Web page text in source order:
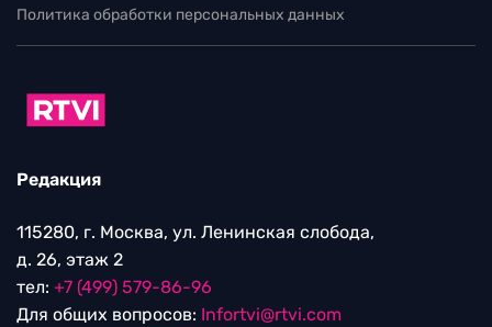
Политика обработки персональных данных
Редакция
115280, г. Москва, ул. Ленинская слобода,
д. 26, этаж 2
тел: +7 (499) 579-86-96
Для общих вопросов: Infortvi@rtvi.com